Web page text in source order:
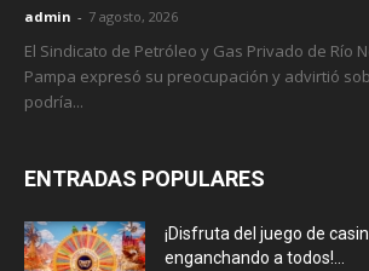
admin - 7 agosto, 2026
El Sindicato de Petróleo y Gas Privado de Río
Pampa expresó su preocupación y advirtió
podría...
ENTRADAS POPULARES
¡Disfruta del juego de
enganchando a todos!...